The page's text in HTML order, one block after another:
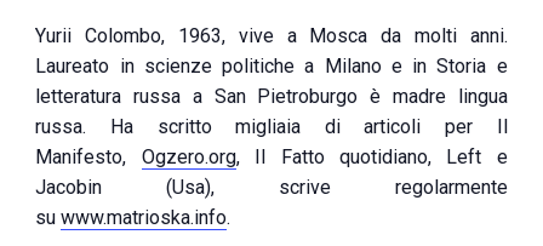
Yurii Colombo, 1963, vive a Mosca da molti anni.
Laureato in scienze politiche a Milano e in Storia e
letteratura russa a San Pietroburgo è madre lingua
russa. Ha scritto migliaia di articoli per Il
Manifesto, Ogzero.org, Il Fatto quotidiano, Left e
Jacobin (Usa), scrive regolarmente
suwww.matrioska.info.